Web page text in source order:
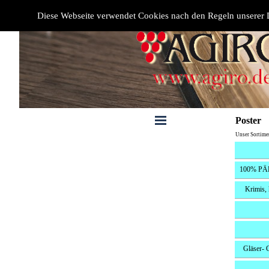
Diese Webseite verwendet Cookies nach den Regeln
Poster
Unser
100%
Krimis,
Gläser-